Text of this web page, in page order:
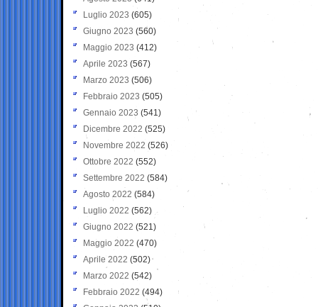
Luglio 2023 (605)
Giugno 2023 (560)
Maggio 2023 (412)
Aprile 2023 (567)
Marzo 2023 (506)
Febbraio 2023 (505)
Gennaio 2023 (541)
Dicembre 2022 (525)
Novembre 2022 (526)
Ottobre 2022 (552)
Settembre 2022 (584)
Agosto 2022 (584)
Luglio 2022 (562)
Giugno 2022 (521)
Maggio 2022 (470)
Aprile 2022 (502)
Marzo 2022 (542)
Febbraio 2022 (494)